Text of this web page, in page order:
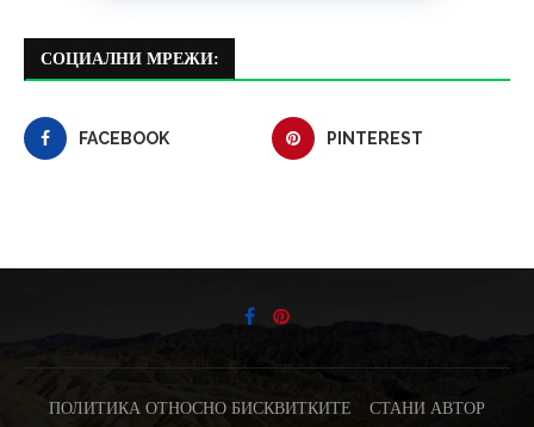
СОЦИАЛНИ МРЕЖИ:
FACEBOOK PINTEREST
ПОЛИТИКА ОТНОСНО БИСКВИТКИТЕ СТАНИ АВТОР